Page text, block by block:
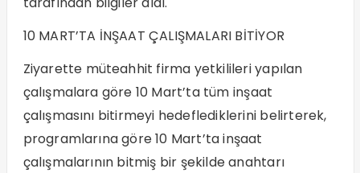
10 MART’TA İNŞAAT ÇALIŞMALARI BİTİYOR
Ziyarette müteahhit firma yetkilileri yapılan
çalışmalara göre 10 Mart’ta tüm inşaat
çalışmasını bitirmeyi hedeflediklerini belirterek,
programlarına göre 10 Mart’ta inşaat
çalışmalarının bitmiş bir şekilde anahtarı